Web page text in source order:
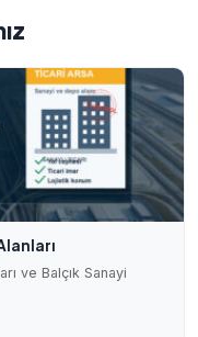
ve Balçık Sanayi